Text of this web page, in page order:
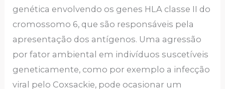
genética envolvendo os genes HLA classe II do
cromossomo 6, que são responsáveis pela
apresentação dos antígenos. Uma agressão
por fator ambiental em indivíduos suscetíveis
geneticamente, como por exemplo a infecção
viral pelo Coxsackie, pode ocasionar um